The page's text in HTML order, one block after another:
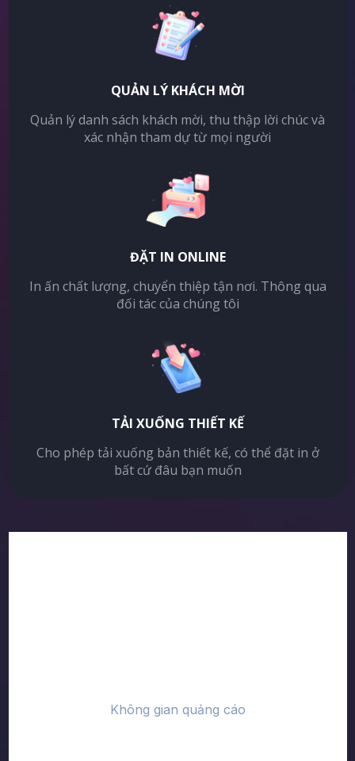
QUẢN LÝ KHÁCH MỜI
Quản lý danh sách khách mời, thu thập lời chúc và
xác nhận tham dự từ mọi người
ĐẶT IN ONLINE
In ấn chất lượng, chuyển thiệp tận nơi. Thông qua
đối tác của chúng tôi
TẢI XUỐNG THIẾT KẾ
Cho phép tải xuống bản thiết kế, có thể đặt in ở
bất cứ đâu bạn muốn